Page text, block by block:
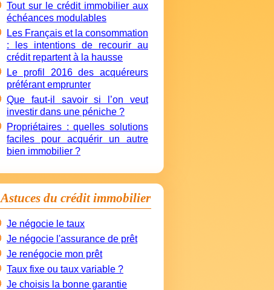
Tout sur le crédit immobilier aux
échéances modulables
Les Français et la consommation
: les intentions de recourir au
crédit repartent à la hausse
Le profil 2016 des acquéreurs
préférant emprunter
Que faut-il savoir si l’on veut
investir dans une péniche ?
Propriétaires : quelles solutions
faciles pour acquérir un autre
bien immobilier ?
Astuces du crédit immobilier
Je négocie le taux
Je négocie l'assurance de prêt
Je renégocie mon prêt
Taux fixe ou taux variable ?
Je choisis la bonne garantie